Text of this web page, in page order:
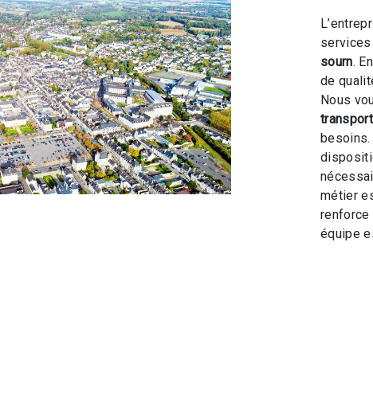
services
sourn.
de
Nous
besoins.
métier
renforce
équipe